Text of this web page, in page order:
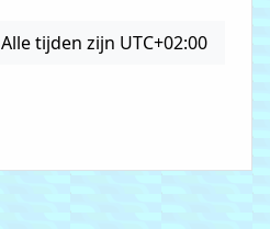
Alle tijden zijn UTC+02:00